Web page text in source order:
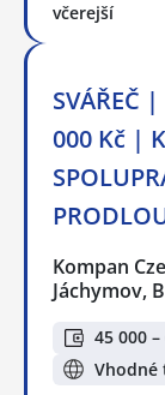
včerejší
SVÁŘEČ
000 Kč |
Kompan
Jáchymov,
45 000
Vhodné